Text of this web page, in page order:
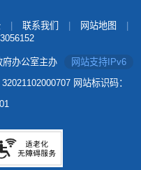
联系我们 网站地图
办公室主办
网站支持IPv6
网站标识码：